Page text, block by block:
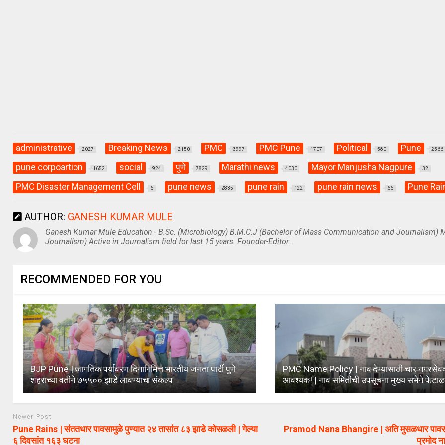
administrative 2027 Breaking News 2150 PMC 3997 PMC Pune 1707 Political 580 Pune 2566
pune corpoartion 1652 social 924 पुणे 7829 Marathi news 4030 Mayor Manjusha Nagpure 32
PMC Disaster Management Cell 6 pune news 2835 pune rain 122 pune rain news 66 Pune
AUTHOR: GANESH KUMAR MULE
Ganesh Kumar Mule Education - B.Sc. (Microbiology) B.M.C.J (Bachelor of Mass Communication and Journalism)
Journalism) Active in Journalism field for last 15 years. Founder-Editor...
RECOMMENDED FOR YOU
BJP Pune | जागतिक पर्यावरण दिनानिमित्त भारतीय जनता पार्टी पुणे
शहराच्या वतीने ७५५०० झाडे लावण्याचा संकल्प
PMC Name Policy | नाव देण्यासाठी चार
आवश्यक! | नाव समितीची उपसूचना मुख्य सभेने
Newer Post
Pune Rains | संततधार पावसामुळे पुण्यात २४ तासांत ८३ झाडे कोसळली | गेल्या
६ दिवसांत १६३ घटना
Pramod Nana Bhangire | अति मुसळधार
प्रमोद